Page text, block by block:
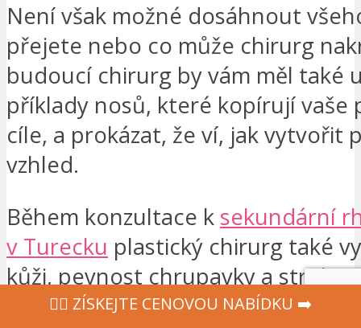
Není však možné dosáhnout
přejete nebo co může chirurg
budoucí chirurg by vám měl také
příklady nosů, které kopírují vaše
cíle, a prokázat, že ví, jak vytvořit
vzhled.
Během konzultace k sekundární
v Turecku plastický chirurg také
kůži, pevnost chrupavky a
posoudí množství dostupné
‍👩‍⚕ ZÍSKEJTE CENOVOU NABÍDKU ➡️